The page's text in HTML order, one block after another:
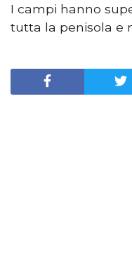
I campi hanno
tutta la penisola e